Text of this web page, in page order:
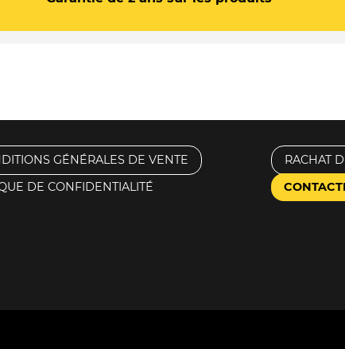
GÉNÉRALES DE VENTE
DE CONFIDENTIALITÉ
RACHAT